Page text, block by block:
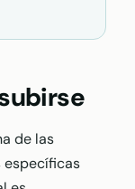
de las
específicas